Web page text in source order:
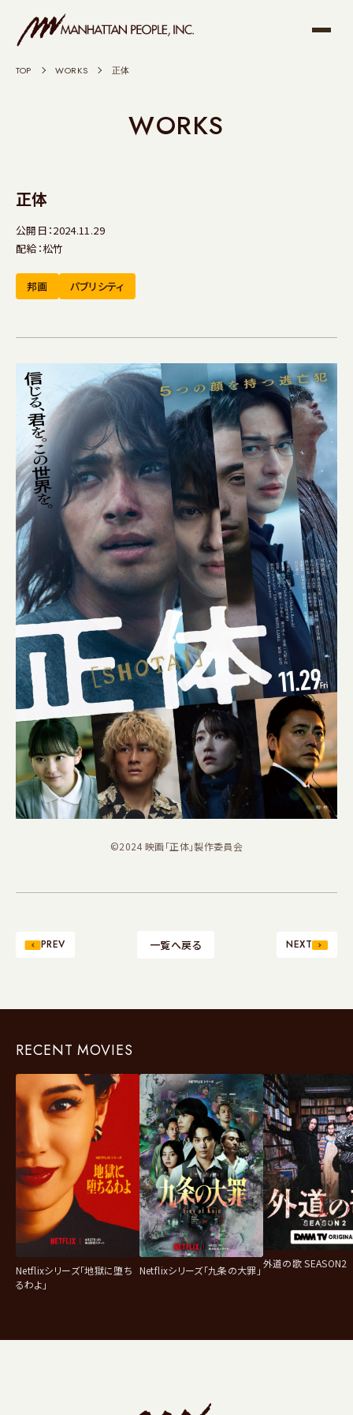
TOP > WORKS > 正体
WORKS
正体
公開日：2024.11.29
配給：松竹
邦画 パブリシティ
©2024 映画「正体」製作委員会
PREV 一覧へ戻る NEXT
RECENT MOVIES
Netflixシリーズ「地獄に堕ち
るわよ」
Netflixシリーズ「九条の大罪」
外道の歌 SEASON2